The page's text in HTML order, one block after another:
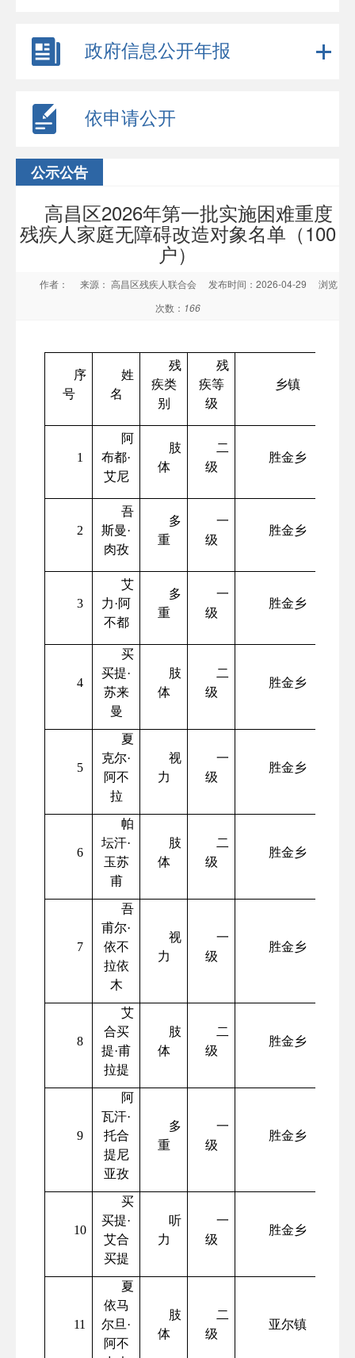
政府信息公开年报
依申请公开
公示公告
高昌区2026年第一批实施困难重度
残疾人家庭无障碍改造对象名单（100
户）
作者： 来源： 高昌区残疾人联合会 发布时间：2026-04-29
浏览
次数： 166
序
号
姓
名
残
疾类
别
残
疾等
级
乡镇
1
阿
布都·
艾尼
肢
体
二
级
胜金乡
2
吾
斯曼·
肉孜
多
重
一
级
胜金乡
3
艾
力·阿
不都
多
重
一
级
胜金乡
4
买
买提·
苏来
曼
肢
体
二
级
胜金乡
5
夏
克尔·
阿不
拉
视
力
一
级
胜金乡
6
帕
坛汗·
玉苏
甫
肢
体
二
级
胜金乡
7
吾
甫尔·
依不
拉依
木
视
力
一
级
胜金乡
8
艾
合买
提·甫
拉提
肢
体
二
级
胜金乡
9
阿
瓦汗·
托合
提尼
亚孜
多
重
一
级
胜金乡
10
买
买提·
艾合
买提
听
力
一
级
胜金乡
11
夏
依马
尔旦 ·
阿不
肢
体
二
级
亚尔镇